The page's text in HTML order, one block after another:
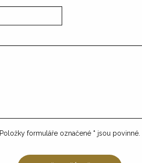
Položky formuláře označené * jsou povinné.